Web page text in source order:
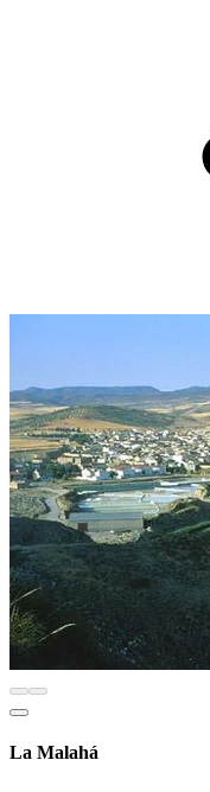
La Malahá